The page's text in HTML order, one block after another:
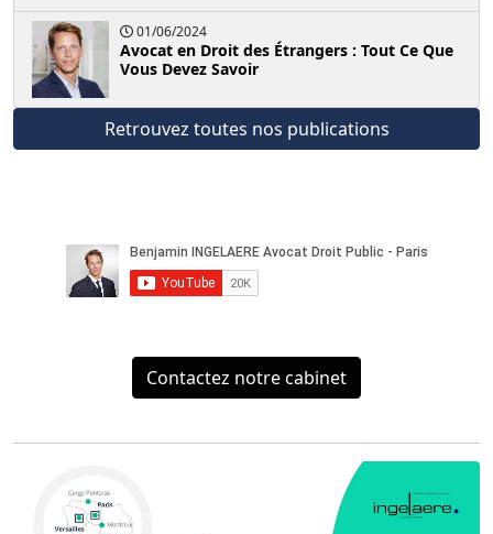
01/06/2024
Avocat en Droit des Étrangers : Tout Ce Que
Vous Devez Savoir
Retrouvez toutes nos publications
Contactez notre cabinet